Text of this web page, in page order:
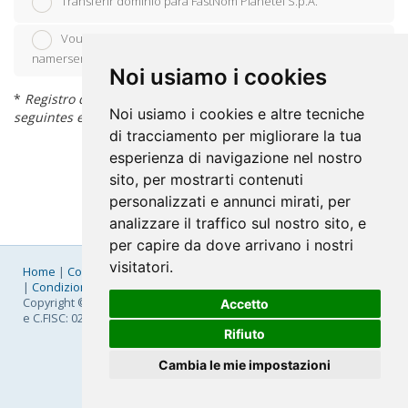
Noi usiamo i cookies
Noi usiamo i cookies e altre tecniche
di tracciamento per migliorare la tua
esperienza di navigazione nel nostro
sito, per mostrarti contenuti
personalizzati e annunci mirati, per
analizzare il traffico sul nostro sito, e
per capire da dove arrivano i nostri
visitatori.
Accetto
Rifiuto
Cambia le mie impostazioni
Vou usar o meu domínio já existente e atualizar os
namerservers - DNS
* Registro de Domínio Grátis aplicável apenas para as
seguintes extensões: .it, .edu.it, .eu, .com, .net, .org
Home | Company|Listino Prezzi
| Condizioni Generali|Fatturazione Elettronica|Mappa
Copyright © 2026 FastNom Planetel S.p.A. - Divisione .Cloud - P.IVA
e C.FISC: 02831630161